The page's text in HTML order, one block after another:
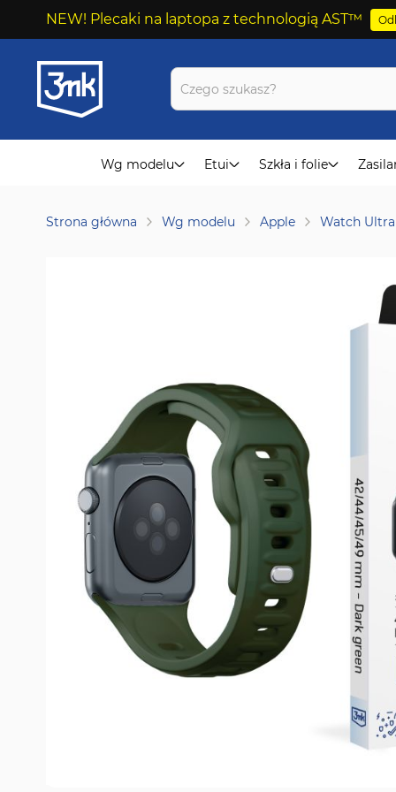
NEW! Plecaki na laptopa z technologią AST™
Przejdź
do
treści
Wg modelu Etui Szkła i folie
Strona główna Wg modelu Apple Watch Ultra